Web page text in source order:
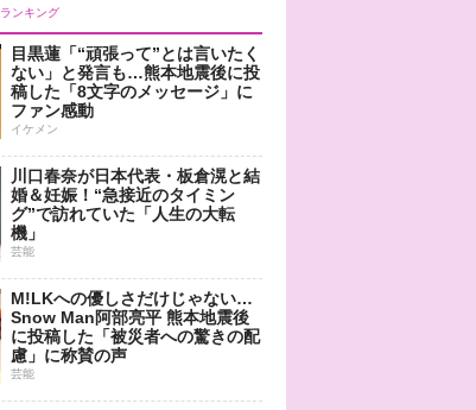
ランキング
目黒蓮「“頑張って”とは言いたく
ない」と発言も…熊本地震後に投
稿した「8文字のメッセージ」に
ファン感動
イケメン
川口春奈が日本代表・板倉滉と結
婚＆妊娠！“急接近のタイミン
グ”で訪れていた「人生の大転
機」
芸能
M!LKへの優しさだけじゃない…
Snow Man阿部亮平 熊本地震後
に投稿した「被災者への驚きの配
慮」に称賛の声
芸能